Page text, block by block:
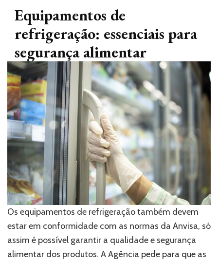
Equipamentos de
refrigeração: essenciais para
segurança alimentar
Os equipamentos de refrigeração também devem
estar em conformidade com as normas da Anvisa, só
assim é possível garantir a qualidade e segurança
alimentar dos produtos. A Agência pede para que as